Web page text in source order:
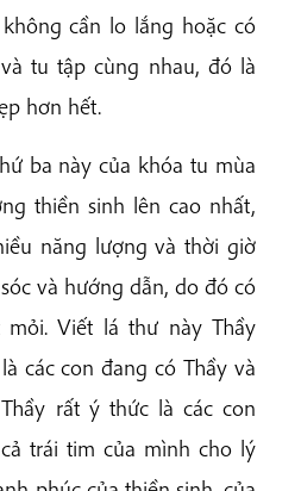
cần lo lắng hoặc có
tu tập cùng nhau, đó là
hơn hết.
ba này của khóa tu mùa
thiền sinh lên cao nhất,
năng lượng và thời giờ
và hướng dẫn, do đó có
Viết lá thư này Thầy
các con đang có Thầy và
rất ý thức là các con
trái tim của mình cho lý